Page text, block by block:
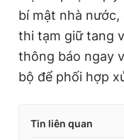
bí mật nhà
thi tạm giữ tang
thông báo ngay
bộ để phối hợp
Tin liên quan